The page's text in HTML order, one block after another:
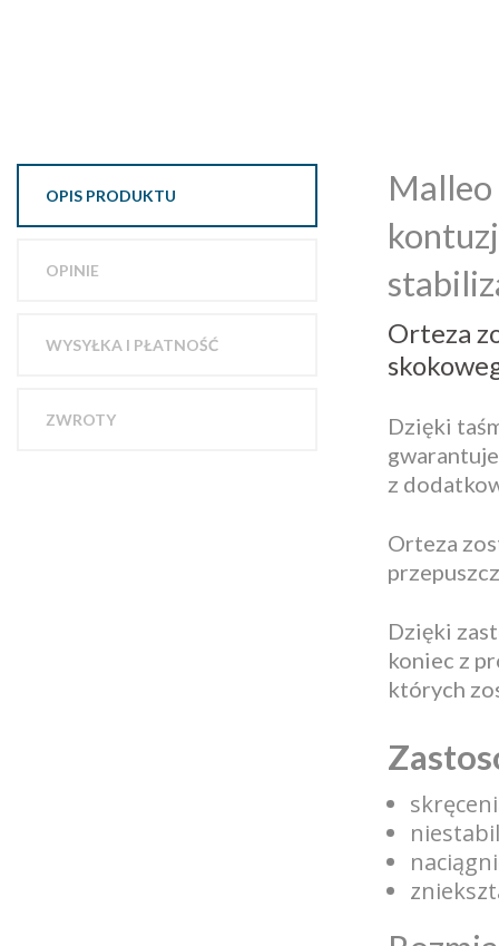
OPIS PRODUKTU
OPINIE
WYSYŁKA I PŁATNOŚĆ
ZWROTY
Malleo
Orteza
Dzięki
z
Orteza
Dzięki
koniec z
których